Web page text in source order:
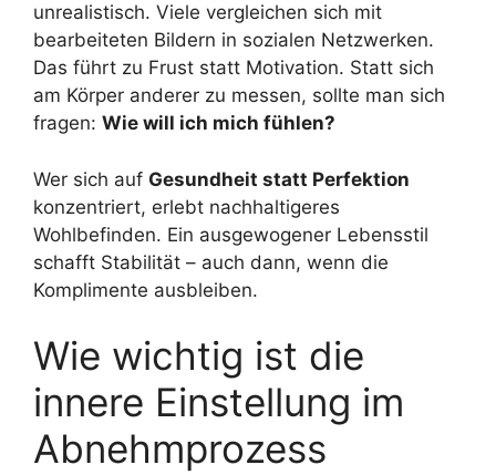
unrealistisch. Viele vergleichen sich mit
bearbeiteten Bildern in sozialen Netzwerken.
Das führt zu Frust statt Motivation. Statt sich
am Körper anderer zu messen, sollte man sich
fragen: Wie will ich mich fühlen?
Wer sich auf Gesundheit statt Perfektion
konzentriert, erlebt nachhaltigeres
Wohlbefinden. Ein ausgewogener Lebensstil
schafft Stabilität – auch dann, wenn die
Komplimente ausbleiben.
Wie wichtig ist die
innere Einstellung im
Abnehmprozess